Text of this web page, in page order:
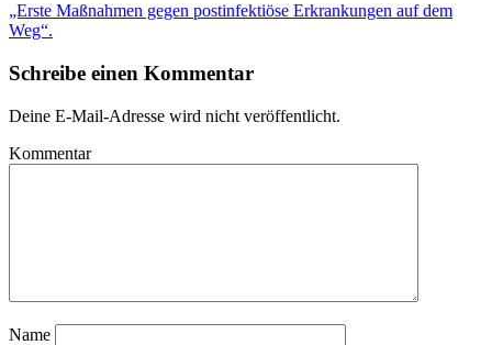
„Erste Maßnahmen gegen postinfektiöse Erkrankungen auf dem
Weg“.
Schreibe einen Kommentar
Deine E-Mail-Adresse wird nicht veröffentlicht.
Kommentar
Name